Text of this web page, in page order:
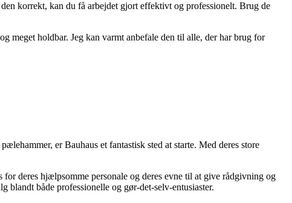
korrekt, kan du få arbejdet gjort effektivt og professionelt. Brug de
meget holdbar. Jeg kan varmt anbefale den til alle, der har brug for
er Bauhaus et fantastisk sted at starte. Med deres store
deres hjælpsomme personale og deres evne til at give rådgivning og
både professionelle og gør-det-selv-entusiaster.